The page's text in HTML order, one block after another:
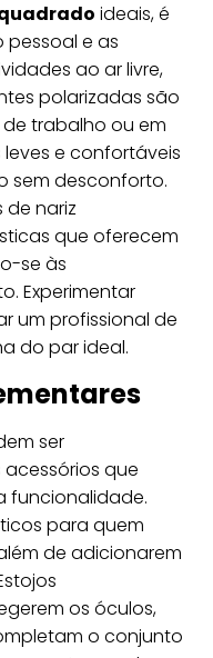
ideais, é
pessoal e as
ao ar livre,
polarizadas são
trabalho ou em
e confortáveis
sem desconforto.
de nariz
que oferecem
se às
Experimentar
um profissional de
do par ideal.
ser
que
funcionalidade.
para quem
de adicionarem
os óculos,
o conjunto